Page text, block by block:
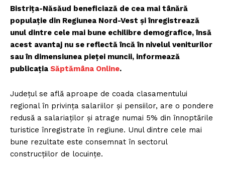
Bistrița-Năsăud beneficiază de cea mai tânără
populație din Regiunea Nord-Vest și înregistrează
unul dintre cele mai bune echilibre demografice, însă
acest avantaj nu se reflectă încă în nivelul veniturilor
sau în dimensiunea pieței muncii, informează
publicația Săptămâna Online.
Județul se află aproape de coada clasamentului
regional în privința salariilor și pensiilor, are o pondere
redusă a salariaților și atrage numai 5% din înnoptările
turistice înregistrate în regiune. Unul dintre cele mai
bune rezultate este consemnat în sectorul
construcțiilor de locuințe.